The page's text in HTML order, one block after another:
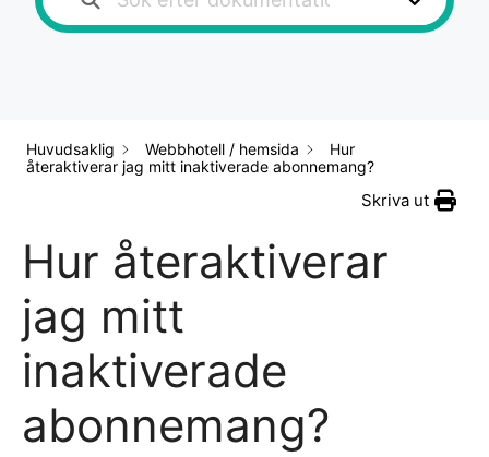
Huvudsaklig Webbhotell / hemsida
Hur
återaktiverar jag mitt inaktiverade abonnemang?
Skriva ut
Hur återaktiverar
jag mitt
inaktiverade
abonnemang?